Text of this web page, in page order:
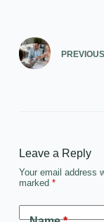
PREVIOUS
Leave a Reply
Your email address
marked *